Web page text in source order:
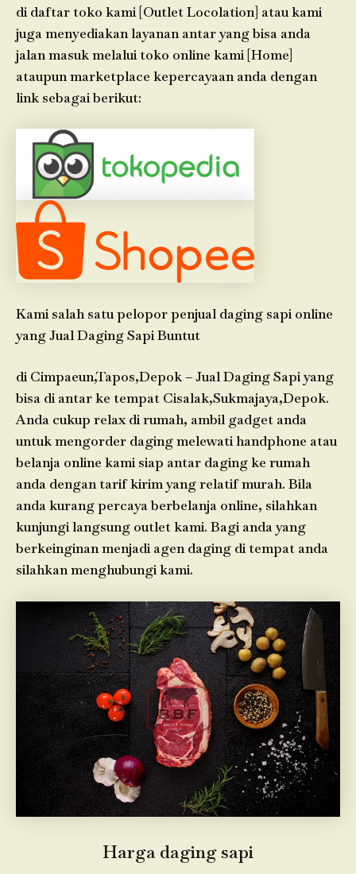
di daftar toko kami [Outlet Locolation] atau kami
juga menyediakan layanan antar yang bisa anda
jalan masuk melalui toko online kami [Home]
ataupun marketplace kepercayaan anda dengan
link sebagai berikut:
Kami salah satu pelopor penjual daging sapi online
yang Jual Daging Sapi Buntut
di Cimpaeun,Tapos,Depok – Jual Daging Sapi yang
bisa di antar ke tempat Cisalak,Sukmajaya,Depok.
Anda cukup relax di rumah, ambil gadget anda
untuk mengorder daging melewati handphone atau
belanja online kami siap antar daging ke rumah
anda dengan tarif kirim yang relatif murah. Bila
anda kurang percaya berbelanja online, silahkan
kunjungi langsung outlet kami. Bagi anda yang
berkeinginan menjadi agen daging di tempat anda
silahkan menghubungi kami.
Harga daging sapi